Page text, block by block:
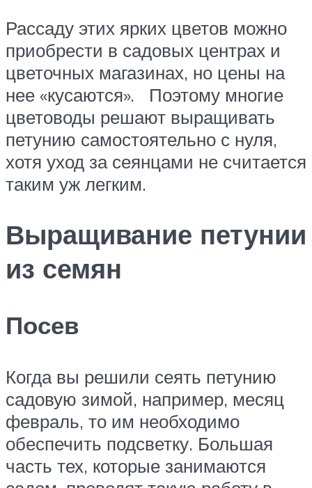
Рассаду этих ярких цветов можно
приобрести в садовых центрах и
цветочных магазинах, но цены на
нее «кусаются». Поэтому многие
цветоводы решают выращивать
петунию самостоятельно с нуля,
хотя уход за сеянцами не считается
таким уж легким.
Выращивание петунии
из семян
Посев
Когда вы решили сеять петунию
садовую зимой, например, месяц
февраль, то им необходимо
обеспечить подсветку. Большая
часть тех, которые занимаются